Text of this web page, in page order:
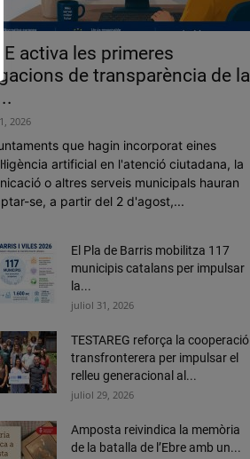
activa les primeres
de transparència de la
2026
que hagin incorporat eines
artificial en l'atenció ciutadana, la
o altres serveis municipals hauran
se, a partir del 2 d'agost,...
El Pla de Barris mobilitza 117
municipis catalans per impulsar
la...
juliol 31, 2026
TESTAREG reforça la cooperació
transfronterera per impulsar el
relleu generacional al...
juliol 29, 2026
Amposta reivindica la memòria
de la batalla de l’Ebre amb un...